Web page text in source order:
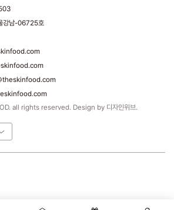
강남-06725호
all rights reserved. Design by 디자인위브.